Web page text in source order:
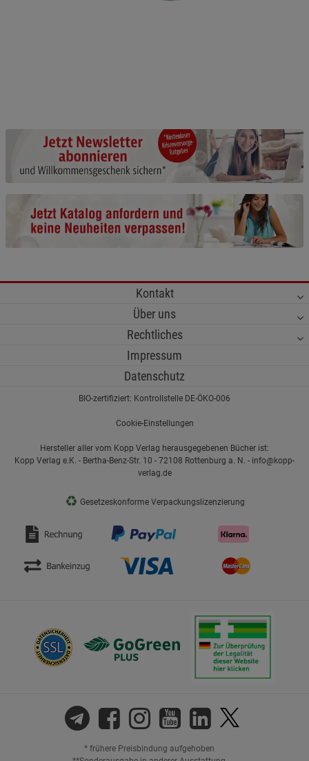
Kontakt
Über uns
Rechtliches
Impressum
Datenschutz
BIO-zertifiziert: Kontrollstelle DE-ÖKO-006
Cookie-Einstellungen
Hersteller aller vom Kopp Verlag herausgegebenen Bücher ist:
Kopp Verlag e.K. - Bertha-Benz-Str. 10 - 72108 Rottenburg a. N. - info@kopp-
verlag.de
♻ Gesetzeskonforme Verpackungslizenzierung
* frühere Preisbindung aufgehoben
Beschreibung Notwendige Cookies
Cookie-Informationenanzeigen
Funktionale Cookies (1) Funktionale
Beschreibung Funktionale Cookies
anzeigen
Statistik Cookies (2) Statistik Cookies
Beschreibung Statistik Cookies
Cookie-Informationen
Marketing Cookies (3)
Datenschutzerklärung Impressum